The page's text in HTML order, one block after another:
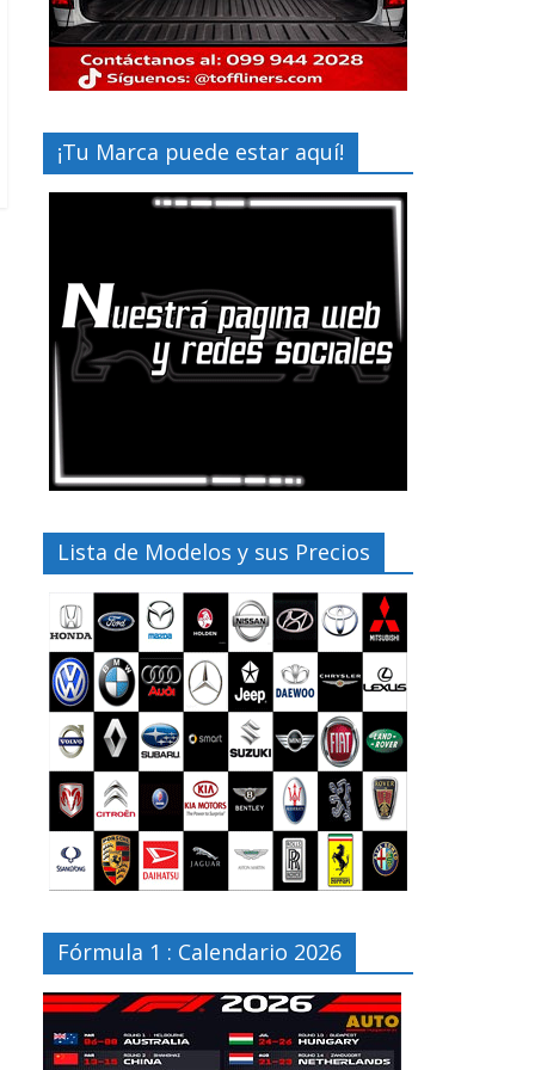
¡Tu Marca puede estar aquí!
Lista de Modelos y sus Precios
Fórmula 1 : Calendario 2026